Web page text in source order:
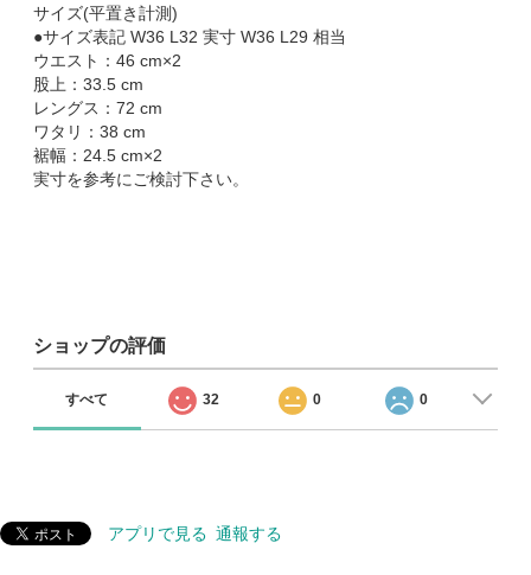
サイズ(平置き計測)
●サイズ表記 W36 L32 実寸 W36 L29 相当
ウエスト：46 cm×2
股上：33.5 cm
レングス：72 cm
ワタリ：38 cm
裾幅：24.5 cm×2
実寸を参考にご検討下さい。
ショップの評価
すべて 32 0 0
アプリで見る 通報する